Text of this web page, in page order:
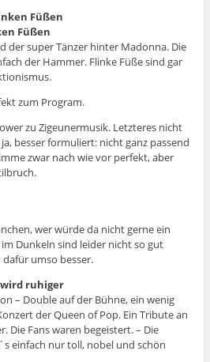
Füßen
der super Tänzer hinter Madonna. Die
der Hammer. Flinke Füße sind gar
zum Program.
zu Zigeunermusik. Letzteres nicht
besser formuliert: nicht ganz passend
zwar nach wie vor perfekt, aber
wer würde da nicht gerne ein
Dunkeln sind leider nicht so gut
dafür umso besser.
– Double auf der Bühne, ein wenig
der Queen of Pop. Ein Tribute an
Die Fans waren begeistert. – Die
einfach nur toll, nobel und schön